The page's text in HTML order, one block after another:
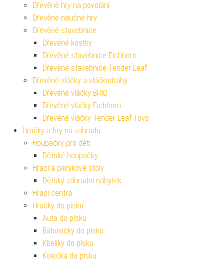
Dřevěné hry na povolání
Dřevěné naučné hry
Dřevěné stavebnice
Dřevěné kostky
Dřevěné stavebnice Eichhorn
Dřevěné stavebnice Tender Leaf
Dřevěné vláčky a vláčkodráhy
Dřevěné vláčky BRIO
Dřevěné vláčky Eichhorn
Dřevěné vláčky Tender Leaf Toys
Hračky a hry na zahradu
Houpačky pro děti
Dětské houpačky
Hrací a piknikové stoly
Dětský záhradní nábytek
Hrací centra
Hračky do písku
Auta do písku
Bábovičky do písku
Kbelíky do písku
Kolečka do písku